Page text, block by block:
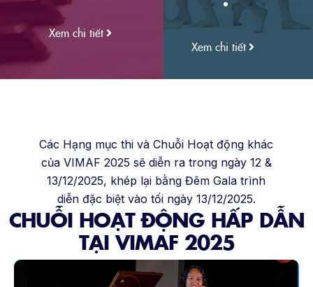
Xem chi tiết
Xem chi tiết
Các Hạng mục thi và Chuỗi Hoạt động khác
của VIMAF 2025 sẽ diễn ra trong ngày 12 &
13/12/2025, khép lại bằng Đêm Gala trình
diễn đặc biệt vào tối ngày 13/12/2025.
CHUỖI HOẠT ĐỘNG HẤP DẪN
TẠI VIMAF 2025